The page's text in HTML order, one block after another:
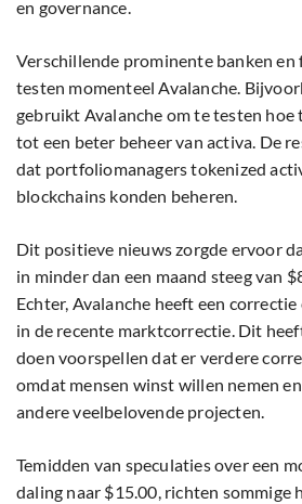
en governance.
Verschillende prominente banken
testen momenteel Avalanche.
gebruikt Avalanche om te testen hoe
tot een beter beheer van activa. De
dat portfoliomanagers tokenized
blockchains konden beheren.
Dit positieve nieuws zorgde ervoor
in minder dan een maand steeg van
Echter, Avalanche heeft een
in de recente marktcorrectie. Dit
doen voorspellen dat er verdere
omdat mensen winst willen nemen
andere veelbelovende projecten.
Temidden van speculaties over een
daling naar $15.00, richten sommige